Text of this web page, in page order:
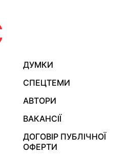
ДУМКИ
СПЕЦТЕМИ
АВТОРИ
ВАКАНСІЇ
ДОГОВІР ПУБЛІЧНОЇ
ОФЕРТИ